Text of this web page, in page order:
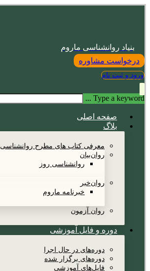
بنیاد روانشناسی ماروم
درخواست مشاوره
ورود و ثبت نام
Type a keyword ...
صفحه اصلی
بلاگ
معرفی کتاب های مطرح روانشناسی
روان‌بیان
روانشناسی روز
روان‌خبر
خبرنامه ماروم
روان آزمون
دوره و فایل آموزشی
دوره‌های در حال اجرا
دوره‌های برگزار شده
فایل‌های آموزشی